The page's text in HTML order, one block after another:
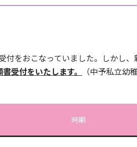
をおこなっていました。しかし、
受付をいたします。
（中予私立
時期